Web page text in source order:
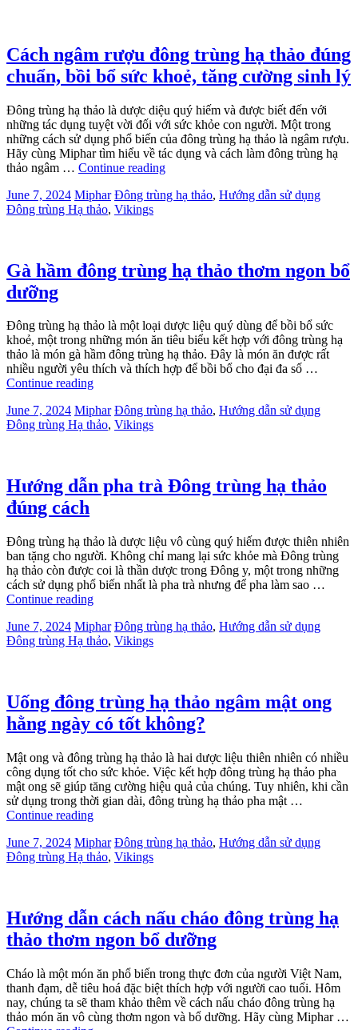
Cách ngâm rượu đông trùng hạ thảo đúng
chuẩn, bồi bổ sức khoẻ, tăng cường sinh lý
Đông trùng hạ thảo là dược diệu quý hiếm và được biết đến với
những tác dụng tuyệt vời đối với sức khỏe con người. Một trong
những cách sử dụng phổ biến của đông trùng hạ thảo là ngâm rượu.
Hãy cùng Miphar tìm hiểu về tác dụng và cách làm đông trùng hạ
thảo ngâm … Continue reading
June 7, 2024 Miphar Đông trùng hạ thảo, Hướng dẫn sử dụng
Đông trùng Hạ thảo, Vikings
Gà hầm đông trùng hạ thảo thơm ngon bổ
dưỡng
Đông trùng hạ thảo là một loại dược liệu quý dùng để bồi bổ sức
khoẻ, một trong những món ăn tiêu biểu kết hợp với đông trùng hạ
thảo là món gà hầm đông trùng hạ thảo. Đây là món ăn được rất
nhiều người yêu thích và thích hợp để bồi bổ cho đại đa số …
Continue reading
June 7, 2024 Miphar Đông trùng hạ thảo, Hướng dẫn sử dụng
Đông trùng Hạ thảo, Vikings
Hướng dẫn pha trà Đông trùng hạ thảo
đúng cách
Đông trùng hạ thảo là dược liệu vô cùng quý hiếm được thiên nhiên
ban tặng cho người. Không chỉ mang lại sức khỏe mà Đông trùng
hạ thảo còn được coi là thần dược trong Đông y, một trong những
cách sử dụng phổ biến nhất là pha trà nhưng để pha làm sao …
Continue reading
June 7, 2024 Miphar Đông trùng hạ thảo, Hướng dẫn sử dụng
Đông trùng Hạ thảo, Vikings
Uống đông trùng hạ thảo ngâm mật ong
hằng ngày có tốt không?
Mật ong và đông trùng hạ thảo là hai dược liệu thiên nhiên có nhiều
công dụng tốt cho sức khỏe. Việc kết hợp đông trùng hạ thảo pha
mật ong sẽ giúp tăng cường hiệu quả của chúng. Tuy nhiên, khi cần
sử dụng trong thời gian dài, đông trùng hạ thảo pha mật …
Continue reading
June 7, 2024 Miphar Đông trùng hạ thảo, Hướng dẫn sử dụng
Đông trùng Hạ thảo, Vikings
Hướng dẫn cách nấu cháo đông trùng hạ
thảo thơm ngon bổ dưỡng
Cháo là một món ăn phổ biến trong thực đơn của người Việt Nam,
thanh đạm, dễ tiêu hoá đặc biệt thích hợp với người cao tuổi. Hôm
nay, chúng ta sẽ tham khảo thêm về cách nấu cháo đông trùng hạ
thảo món ăn vô cùng thơm ngon và bổ dưỡng. Hãy cùng Miphar …